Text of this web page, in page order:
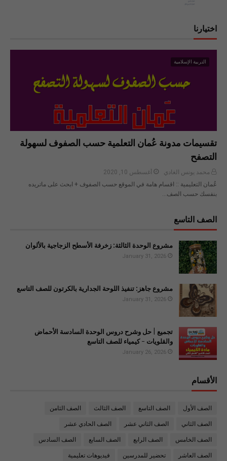
اختيارنا
التربية الإسلامية
تقسيمات مدونة عُمان التعلمية حسب الصفوف لسهولة
التصفح
محمد يونس الغادي
أغسطس 10, 2020
عُمان التعليمية :: اقسام هامة في الموقع حسب الصفوف + ابحث على ماتريده
بنفسك حسب الصف…
الصف التاسع
مشروع الوحدة الثالثة: زخرفة الأسطح الزجاجية بالألوان
January 31, 2026
مشروع جاهز: تنفيذ اللوحة الجدارية بالكرتون للصف التاسع
January 31, 2026
تجميع | حل وشرح دروس الوحدة السادسة الأحماض
والقلويات - كيمياء للصف التاسع
January 26, 2026
الأقسام
الصف الأول الصف التاسع الصف الثالث الصف الثامن
الصف الثاني الصف الثاني عشر الصف الحادي عشر
الصف الخامس الصف الرابع الصف السابع الصف السادس
الصف العاشر تحضير للمدرسين فيديوهات تعليمية